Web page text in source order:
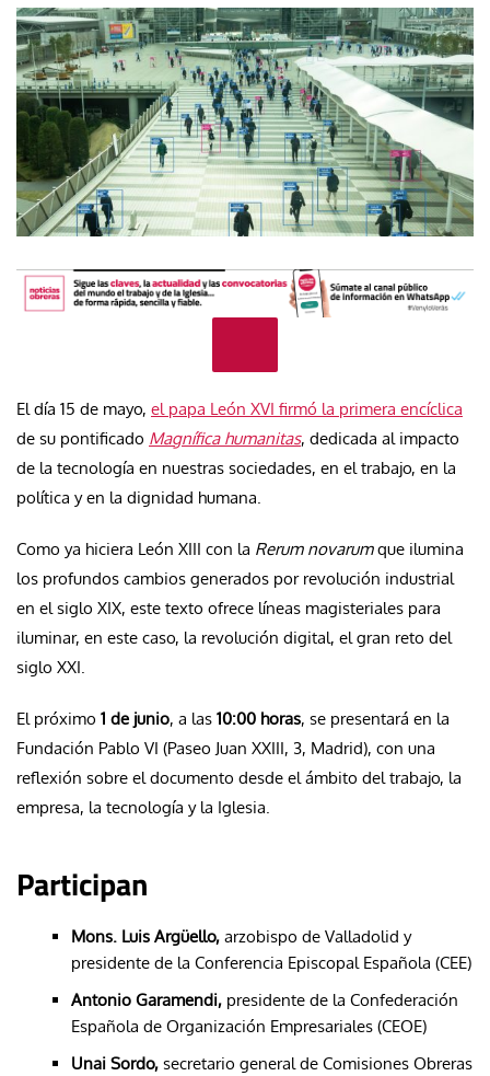
El día 15 de mayo, el papa León XVI firmó la primera encíclica
de su pontificado Magnífica humanitas, dedicada al impacto
de la tecnología en nuestras sociedades, en el trabajo, en la
política y en la dignidad humana.
Como ya hiciera León XIII con la Rerum novarumque ilumina
los profundos cambios generados por revolución industrial
en el siglo XIX, este texto ofrece líneas magisteriales para
iluminar, en este caso, la revolución digital, el gran reto del
siglo XXI.
El próximo 1 de junio, a las 10:00 horas, se presentará en la
Fundación Pablo VI (Paseo Juan XXIII, 3, Madrid), con una
reflexión sobre el documento desde el ámbito del trabajo, la
empresa, la tecnología y la Iglesia.
Participan
Mons. Luis Argüello, arzobispo de Valladolid y
presidente de la Conferencia Episcopal Española (CEE)
Antonio Garamendi, presidente de la Confederación
Española de Organización Empresariales (CEOE)
Unai Sordo, secretario general de Comisiones Obreras